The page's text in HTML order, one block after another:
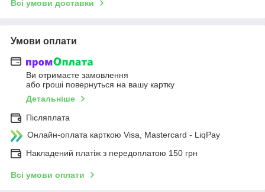
Всі умови доставки
Умови оплати
Ви отримаєте замовлення
або гроші повернуться на вашу картку
Детальніше
Післяплата
Онлайн-оплата карткою Visa, Mastercard - LiqPay
Накладений платіж з передоплатою 150 грн
Всі умови оплати